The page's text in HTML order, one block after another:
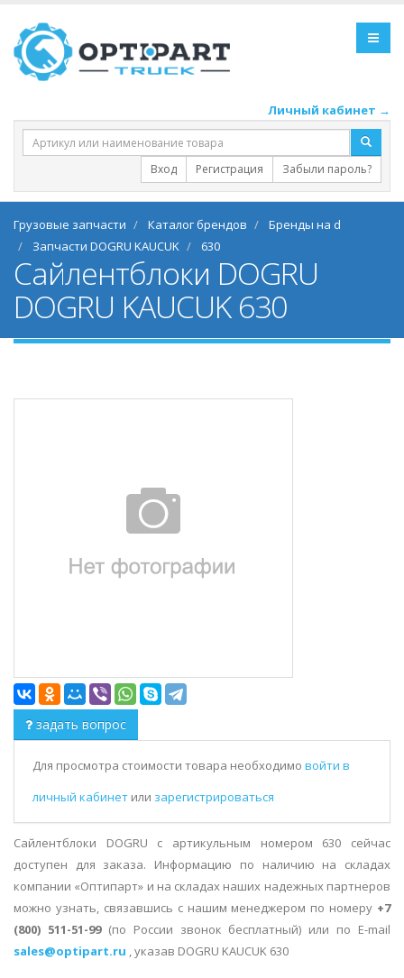
Личный кабинет →
Вход Регистрация Забыли пароль?
Грузовые запчасти Каталог брендов
Бренды на d
Запчасти DOGRU KAUCUK
630
Сайлентблоки DOGRU
DOGRU KAUCUK 630
задать вопрос
Для просмотра стоимости товара необходимо войти в
личный кабинет или зарегистрироваться
Сайлентблоки DOGRU с артикульным номером 630 сейчас
доступен для заказа. Информацию по наличию на складах
компании «Оптипарт» и на складах наших надежных партнеров
можно узнать, связавшись с нашим менеджером по номеру +7
(800) 511-51-99(по России звонок бесплатный) или по E-mail
sales@optipart.ru , указав DOGRU KAUCUK 630